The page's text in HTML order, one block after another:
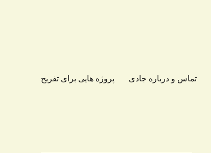
تماس و درباره جادی پروژه هایی برای تفریح